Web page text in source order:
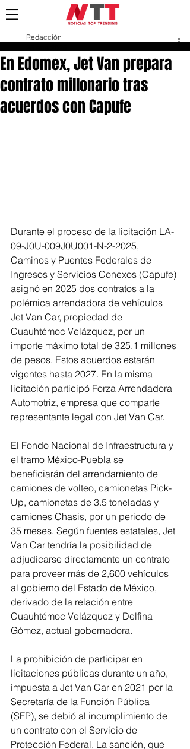
En Edomex, Jet Van prepara
contrato millonario tras
acuerdos con Capufe
Redacción
Durante el proceso de la licitación LA-
09-J0U-009J0U001-N-2-2025,
Caminos y Puentes Federales de
Ingresos y Servicios Conexos (Capufe)
asignó en 2025 dos contratos a la
polémica arrendadora de vehículos
Jet Van Car, propiedad de
Cuauhtémoc Velázquez, por un
importe máximo total de 325.1 millones
de pesos. Estos acuerdos estarán
vigentes hasta 2027. En la misma
licitación participó Forza Arrendadora
Automotriz, empresa que comparte
representante legal con Jet Van Car.
El Fondo Nacional de Infraestructura y
el tramo México-Puebla se
beneficiarán del arrendamiento de
camiones de volteo, camionetas Pick-
Up, camionetas de 3.5 toneladas y
camiones Chasis, por un periodo de
35 meses. Según fuentes estatales, Jet
Van Car tendría la posibilidad de
adjudicarse directamente un contrato
para proveer más de 2,600 vehículos
al gobierno del Estado de México,
derivado de la relación entre
Cuauhtémoc Velázquez y Delfina
Gómez, actual gobernadora.
La prohibición de participar en
licitaciones públicas durante un año,
impuesta a Jet Van Car en 2021 por la
Secretaría de la Función Pública
(SFP), se debió al incumplimiento de
un contrato con el Servicio de
Protección Federal. La sanción, que